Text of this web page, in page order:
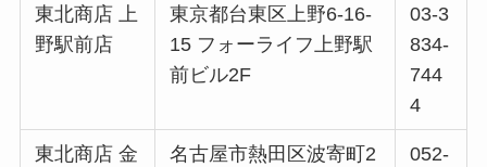
東北商店 上
野駅前店
東京都台東区上野6-16-
15 フォーライフ上野駅
前ビル2F
03-3
834-
744
4
東北商店 金
名古屋市熱田区波寄町2
052-